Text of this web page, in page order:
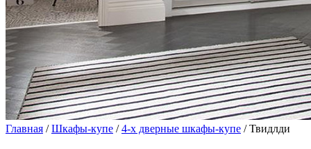
Главная /Шкафы-купе /4-х дверные шкафы-купе / Твидлди